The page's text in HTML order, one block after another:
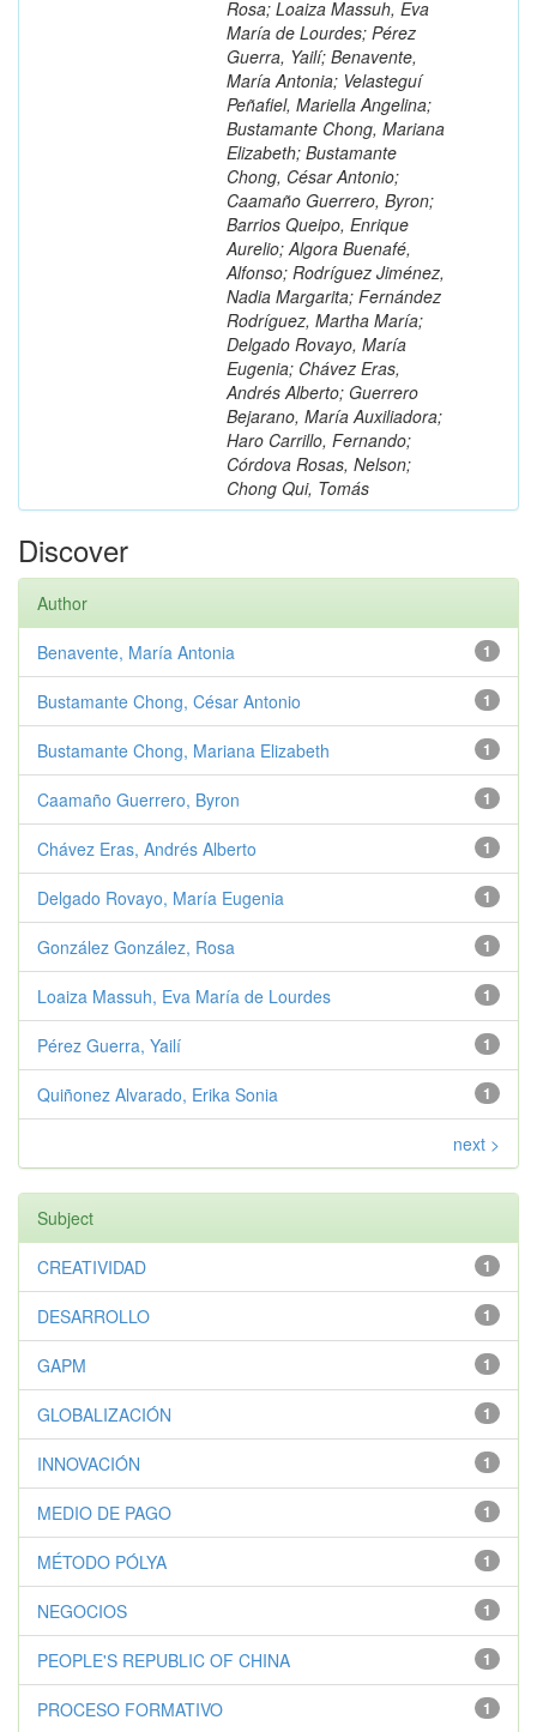
Rosa; Loaiza Massuh, Eva
María de Lourdes; Pérez
Guerra, Yailí; Benavente,
María Antonia; Velasteguí
Peñafiel, Mariella Angelina;
Bustamante Chong, Mariana
Elizabeth; Bustamante
Chong, César Antonio;
Caamaño Guerrero, Byron;
Barrios Queipo, Enrique
Aurelio; Algora Buenafé,
Alfonso; Rodríguez Jiménez,
Nadia Margarita; Fernández
Rodríguez, Martha María;
Delgado Rovayo, María
Eugenia; Chávez Eras,
Andrés Alberto; Guerrero
Bejarano, María Auxiliadora;
Haro Carrillo, Fernando;
Córdova Rosas, Nelson;
Chong Qui, Tomás
Discover
Author
1
Benavente, María Antonia
1
Bustamante Chong, César Antonio
1
Bustamante Chong, Mariana Elizabeth
1
Caamaño Guerrero, Byron
1
Chávez Eras, Andrés Alberto
1
Delgado Rovayo, María Eugenia
1
González González, Rosa
1
Loaiza Massuh, Eva María de Lourdes
1
Pérez Guerra, Yailí
1
Quiñonez Alvarado, Erika Sonia
next >
Subject
1
CREATIVIDAD
1
DESARROLLO
1
GAPM
1
GLOBALIZACIÓN
1
INNOVACIÓN
1
MEDIO DE PAGO
1
MÉTODO PÓLYA
1
NEGOCIOS
1
PEOPLE'S REPUBLIC OF CHINA
1
PROCESO FORMATIVO